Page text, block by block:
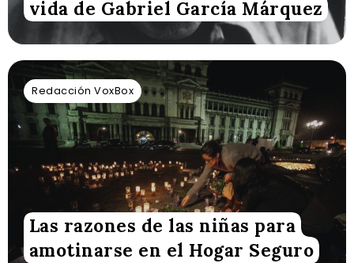
vida de Gabriel García Márquez
Redacción VoxBox
Las razones de las niñas para
amotinarse en el Hogar Seguro